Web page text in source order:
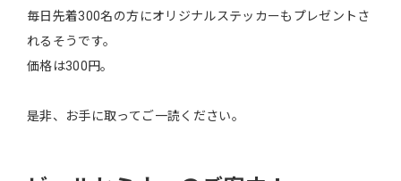
毎日先着300名の方にオリジナルステッカーもプレゼントさ
れるそうです。
価格は300円。
是非、お手に取ってご一読ください。